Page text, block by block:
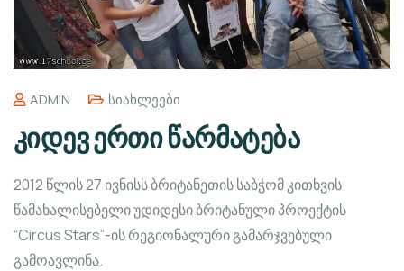
ADMIN Სიახლეები
კიდევ ერთი წარმატება
2012 წლის 27 ივნისს ბრიტანეთის საბჭომ კითხვის
წამახალისებელი უდიდესი ბრიტანული პროექტის
“Circus Stars”-ის რეგიონალური გამარჯვებული
გამოავლინა.